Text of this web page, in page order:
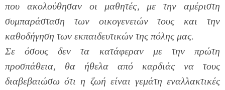
που ακολούθησαν οι μαθητές, με την αμέριστη
συμπαράσταση των οικογενειών τους και την
καθοδήγηση των εκπαιδευτικών της πόλης μας.
Σε όσους δεν τα κατάφεραν με την πρώτη
προσπάθεια, θα ήθελα από καρδιάς να τους
διαβεβαιώσω ότι η ζωή είναι γεμάτη εναλλακτικές